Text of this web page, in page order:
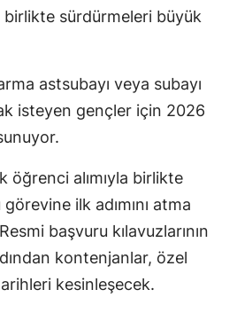
birlikte sürdürmeleri büyük
astsubayı veya subayı
isteyen gençler için 2026
öğrenci alımıyla birlikte
ilk adımını atma
başvuru kılavuzlarının
kontenjanlar, özel
kesinleşecek.